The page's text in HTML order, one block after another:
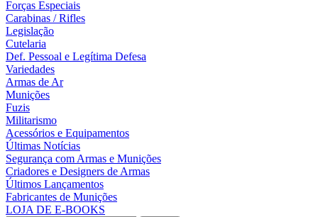
Forças Especiais
Carabinas / Rifles
Legislação
Cutelaria
Def. Pessoal e Legítima Defesa
Variedades
Armas de Ar
Munições
Fuzis
Militarismo
Acessórios e Equipamentos
Últimas Notícias
Segurança com Armas e Munições
Criadores e Designers de Armas
Últimos Lançamentos
Fabricantes de Munições
LOJA DE E-BOOKS